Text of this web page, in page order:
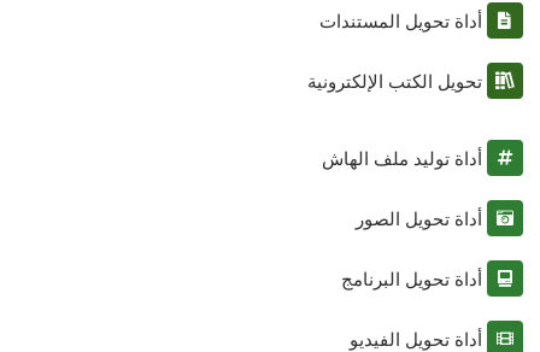
أداة تحويل المستندات
تحويل الكتب الإلكترونية
أداة توليد ملف الهاش
أداة تحويل الصور
أداة تحويل البرنامج
أداة تحويل الفيديو